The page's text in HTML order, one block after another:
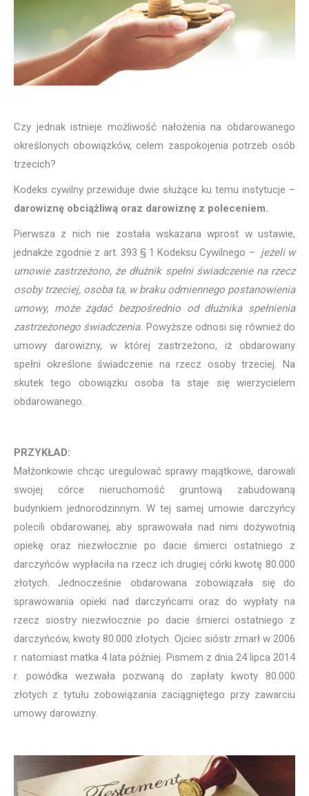
Czy jednak istnieje możliwość nałożenia na obdarowanego
określonych obowiązków, celem zaspokojenia potrzeb osób
trzecich?
Kodeks cywilny przewiduje dwie służące ku temu instytucje –
darowiznę obciążliwą oraz darowiznę z poleceniem.
Pierwsza z nich nie została wskazana wprost w ustawie,
jednakże zgodnie z art. 393 § 1 Kodeksu Cywilnego – jeżeli w
umowie zastrzeżono, że dłużnik spełni świadczenie na rzecz
osoby trzeciej, osoba ta, w braku odmiennego postanowienia
umowy, może żądać bezpośrednio od dłużnika spełnienia
zastrzeżonego świadczenia. Powyższe odnosi się również do
umowy darowizny, w której zastrzeżono, iż obdarowany
spełni określone świadczenie na rzecz osoby trzeciej. Na
skutek tego obowiązku osoba ta staje się wierzycielem
obdarowanego.
PRZYKŁAD:
Małżonkowie chcąc uregulować sprawy majątkowe, darowali
swojej córce nieruchomość gruntową zabudowaną
budynkiem jednorodzinnym. W tej samej umowie darczyńcy
polecili obdarowanej, aby sprawowała nad nimi dożywotnią
opiekę oraz niezwłocznie po dacie śmierci ostatniego z
darczyńców wypłaciła na rzecz ich drugiej córki kwotę 80.000
złotych. Jednocześnie obdarowana zobowiązała się do
sprawowania opieki nad darczyńcami oraz do wypłaty na
rzecz siostry niezwłocznie po dacie śmierci ostatniego z
darczyńców, kwoty 80.000 złotych. Ojciec sióstr zmarł w 2006
r. natomiast matka 4 lata później. Pismem z dnia 24 lipca 2014
r. powódka wezwała pozwaną do zapłaty kwoty 80.000
złotych z tytułu zobowiązania zaciągniętego przy zawarciu
umowy darowizny.